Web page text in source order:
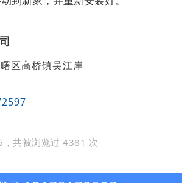
区高桥镇吴江岸
共被浏览过 4381 次